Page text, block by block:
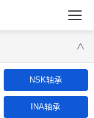
∨
NSK轴承
INA轴承